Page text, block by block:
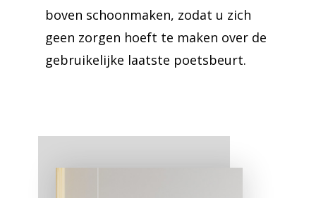
boven schoonmaken, zodat u zich
geen zorgen hoeft te maken over de
gebruikelijke laatste poetsbeurt.